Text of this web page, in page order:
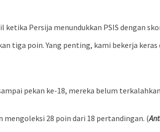
Persija menundukkan PSIS dengan
tiga poin. Yang penting, kami bekerja
pekan ke-18, mereka belum
mengoleksi 28 poin dari 18 pertandingan. (